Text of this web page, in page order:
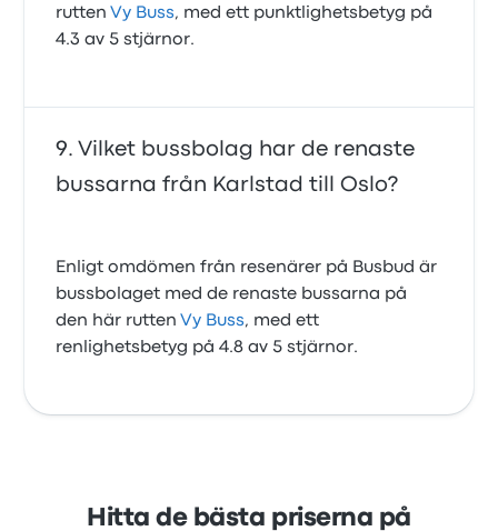
rutten Vy Buss, med ett punktlighetsbetyg på
4.3 av 5 stjärnor.
Vilket bussbolag har de renaste
bussarna från Karlstad till Oslo?
Enligt omdömen från resenärer på Busbud är
bussbolaget med de renaste bussarna på
den här rutten Vy Buss, med ett
renlighetsbetyg på 4.8 av 5 stjärnor.
Hitta de bästa priserna på